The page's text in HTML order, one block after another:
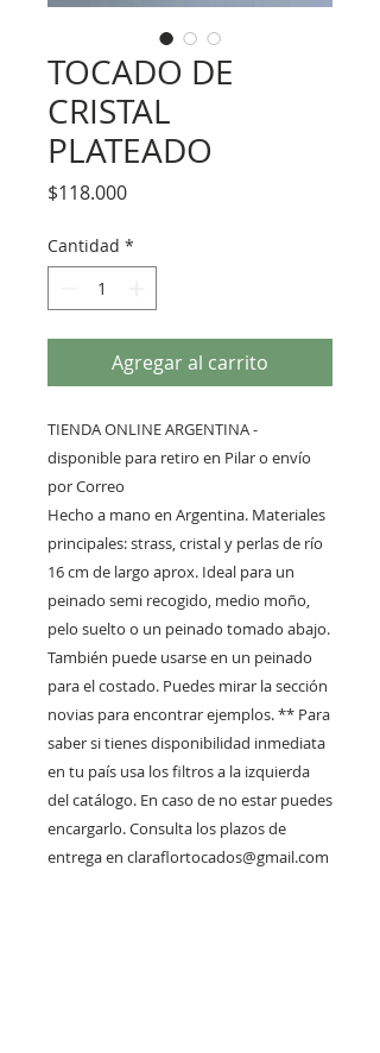
TOCADO DE
CRISTAL
PLATEADO
$118.000Precio
Cantidad *
Agregar al carrito
TIENDA ONLINE ARGENTINA -
disponible para retiro en Pilar o envío
por Correo
Hecho a mano en Argentina. Materiales
principales: strass, cristal y perlas de río
16 cm de largo aprox. Ideal para un
peinado semi recogido, medio moño,
pelo suelto o un peinado tomado abajo.
También puede usarse en un peinado
para el costado. Puedes mirar la sección
novias para encontrar ejemplos. ** Para
saber si tienes disponibilidad inmediata
en tu país usa los filtros a la izquierda
del catálogo. En caso de no estar puedes
encargarlo. Consulta los plazos de
entrega en claraflortocados@gmail.com